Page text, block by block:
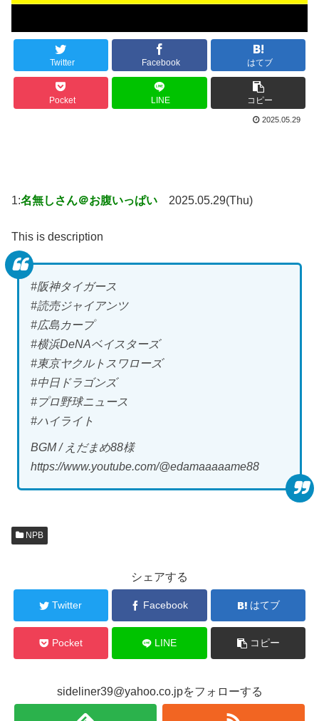
Twitter Facebook はてブ
Pocket LINE コピー
2025.05.29
1:名無しさん＠お腹いっぱい 2025.05.29(Thu)
This is description
#阪神タイガース
#読売ジャイアンツ
#広島カープ
#横浜DeNAベイスターズ
#東京ヤクルトスワローズ
#中日ドラゴンズ
#プロ野球ニュース
#ハイライト
BGM / えだまめ88様
https://www.youtube.com/@edamaaaaame88
NPB
シェアする
Twitter Facebook はてブ
Pocket LINE コピー
sideliner39@yahoo.co.jpをフォローする